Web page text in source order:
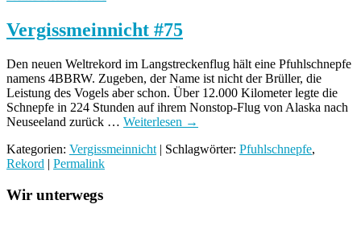
Vergissmeinnicht #75
Den neuen Weltrekord im Langstreckenflug hält eine Pfuhlschnepfe
namens 4BBRW. Zugeben, der Name ist nicht der Brüller, die
Leistung des Vogels aber schon. Über 12.000 Kilometer legte die
Schnepfe in 224 Stunden auf ihrem Nonstop-Flug von Alaska nach
Neuseeland zurück … Weiterlesen →
Kategorien: Vergissmeinnicht | Schlagwörter: Pfuhlschnepfe,
Rekord | Permalink
Wir unterwegs